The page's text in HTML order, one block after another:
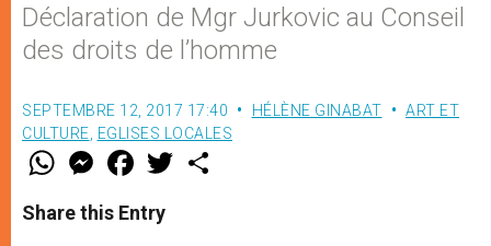
Déclaration de Mgr Jurkovic au Conseil
des droits de l’homme
SEPTEMBRE 12, 2017 17:40 HÉLÈNE GINABAT
ART ET
CULTURE EGLISES LOCALES
W
t
s
M
e
s
e
F
a
e
b
w
Share this Entry